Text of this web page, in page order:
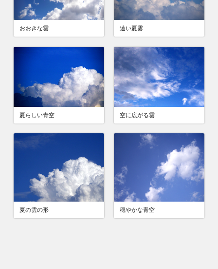
おおきな雲 遠い夏雲
夏らしい青空 空に広がる雲
夏の雲の形 穏やかな青空